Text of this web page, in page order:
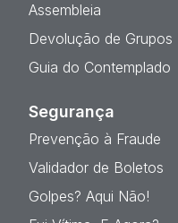
Assembleia
Devolução de Grupos
Guia do Contemplado
Segurança
Prevenção à Fraude
Validador de Boletos
Golpes? Aqui Não!